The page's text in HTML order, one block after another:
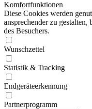
Komfortfunktionen
Diese Cookies werden
ansprechender zu
des Besuchers.
Wunschzettel
Statistik & Tracking
Endgeräteerkennung
Partnerprogramm